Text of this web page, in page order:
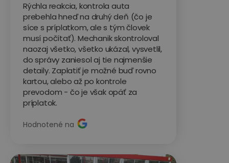
Rýchla reakcia, kontrola auta
prebehla hneď na druhý deň (čo je
síce s príplatkom, ale s tým človek
musí počítať). Mechanik skontroloval
naozaj všetko, všetko ukázal, vysvetlil,
do správy zaniesol aj tie najmenšie
detaily. Zaplatiť je možné buď rovno
kartou, alebo až po kontrole
prevodom - čo je však opäť za
príplatok.
Hodnotené na